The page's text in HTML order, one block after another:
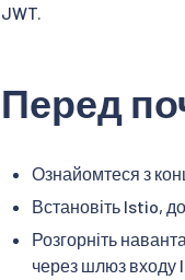
JWT.
Перед
Ознайомтеся з
Встановіть Istio,
Розгорніть
через шлюз входу